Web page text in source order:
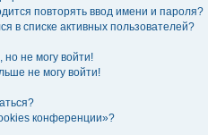
повторять ввод имени и пароля?
в списке активных пользователей?
но не могу войти!
не могу войти!
конференции»?